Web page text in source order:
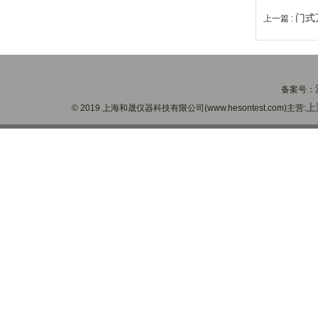
上一篇 : 门式
备案号：
© 2019 上海和晟仪器科技有限公司(www.hesontest.com)主营:上